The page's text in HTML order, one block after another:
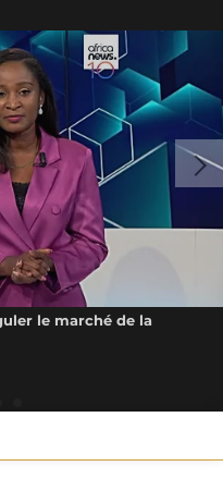
le marché de la